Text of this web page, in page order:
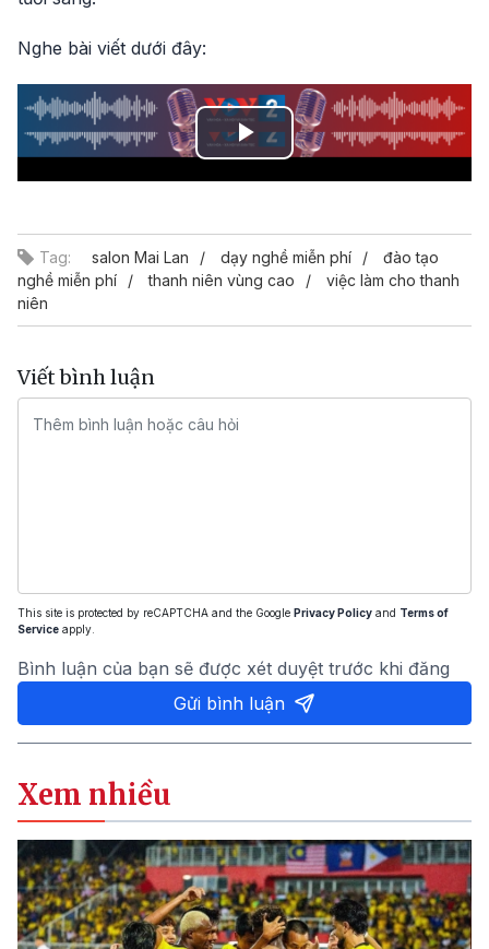
Nghe bài viết dưới đây:
Play
Tag: salon Mai Lan dạy nghề miễn phí
đào tạo
nghề miễn phí
thanh niên vùng cao
việc làm cho thanh
niên
Viết bình luận
This site is protected by reCAPTCHA and the Google Privacy Policy and Terms of
Service apply.
Bình luận của bạn sẽ được xét duyệt trước khi đăng
Gửi bình luận
Xem nhiều